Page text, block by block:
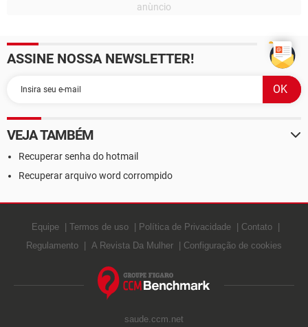
ASSINE NOSSA NEWSLETTER!
VEJA TAMBÉM
Recuperar senha do hotmail
Recuperar arquivo word corrompido
Equipe Termos de uso Política de Privacidade
Contato
Regulamento
A Revista Da Mulher Configuração de cookies
saude.ccm.net